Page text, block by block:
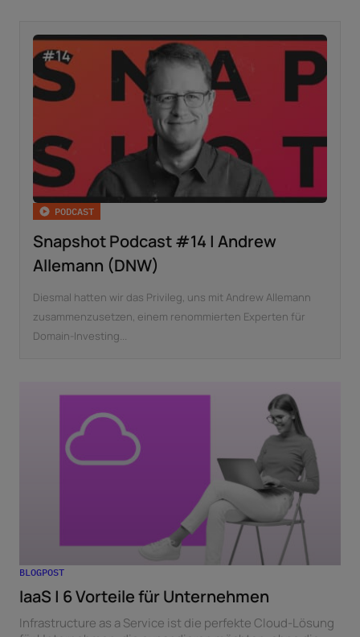
PODCAST
Snapshot Podcast #14 | Andrew
Allemann (DNW)
Diesmal hatten wir das Privileg, uns mit Andrew Allemann
zusammenzusetzen, einem renommierten Experten für
Domain-Investing...
BLOGPOST
IaaS | 6 Vorteile für Unternehmen
Infrastructure as a Service ist die perfekte Cloud-Lösung